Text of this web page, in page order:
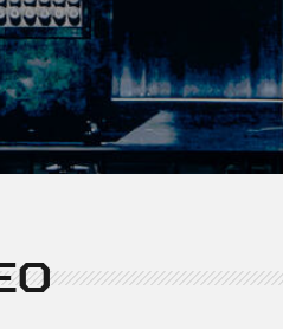
12+ | Izrāde notiek latviešu,